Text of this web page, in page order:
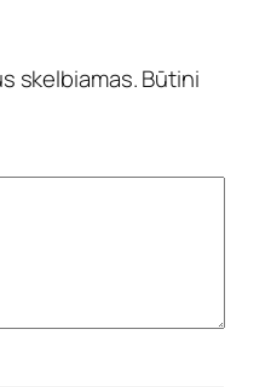
skelbiamas.Būtini